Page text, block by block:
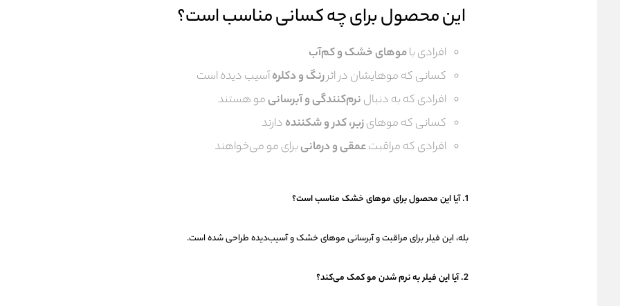
این محصول برای چه کسانی مناسب است؟
افرادی باموهای خشک و کم‌آب
کسانی که موهایشان در اثررنگ و دکلرهآسیب دیده است
افرادی که به دنبالنرم‌کنندگی و آبرسانیمو هستند
کسانی که موهایزبر، کدر و شکنندهدارند
افرادی که مراقبتعمقی و درمانیبرای مو می‌خواهند
1. آیا این محصول برای موهای خشک مناسب است؟
بله، این فیلر برای مراقبت و آبرسانی موهای خشک و آسیب‌دیده طراحی شده است.
2. آیا این فیلر به نرم شدن مو کمک می‌کند؟